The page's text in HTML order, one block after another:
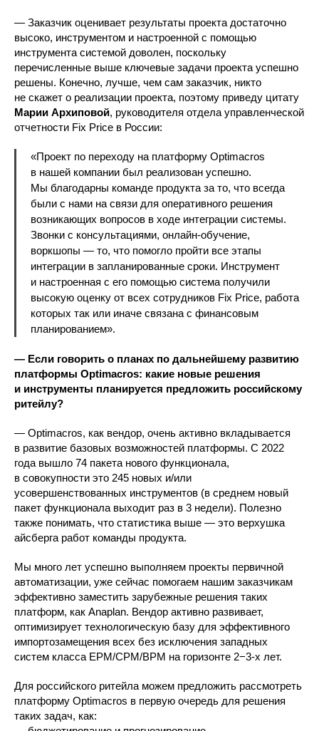
— Заказчик оценивает результаты проекта достаточно
высоко, инструментом и настроенной с помощью
инструмента системой доволен, поскольку
перечисленные выше ключевые задачи проекта успешно
решены. Конечно, лучше, чем сам заказчик, никто
не скажет о реализации проекта, поэтому приведу цитату
Марии Архиповой, руководителя отдела управленческой
отчетности Fix Price в России:
«Проект по переходу на платформу Optimacros
в нашей компании был реализован успешно.
Мы благодарны команде продукта за то, что всегда
были с нами на связи для оперативного решения
возникающих вопросов в ходе интеграции системы.
Звонки с консультациями, онлайн-обучение,
воркшопы — то, что помогло пройти все этапы
интеграции в запланированные сроки. Инструмент
и настроенная с его помощью система получили
высокую оценку от всех сотрудников Fix Price, работа
которых так или иначе связана с финансовым
планированием».
— Если говорить о планах по дальнейшему развитию
платформы Optimacros: какие новые решения
и инструменты планируется предложить российскому
ритейлу?
— Optimacros, как вендор, очень активно вкладывается
в развитие базовых возможностей платформы. С 2022
года вышло 74 пакета нового функционала,
в совокупности это 245 новых и/или
усовершенствованных инструментов (в среднем новый
пакет функционала выходит раз в 3 недели). Полезно
также понимать, что статистика выше — это верхушка
айсберга работ команды продукта.
Мы много лет успешно выполняем проекты первичной
автоматизации, уже сейчас помогаем нашим заказчикам
эффективно заместить зарубежные решения таких
платформ, как Anaplan. Вендор активно развивает,
оптимизирует технологическую базу для эффективного
импортозамещения всех без исключения западных
систем класса EPM/CPM/BPM на горизонте 2−3-х лет.
Для российского ритейла можем предложить рассмотреть
платформу Optimacros в первую очередь для решения
таких задач, как: